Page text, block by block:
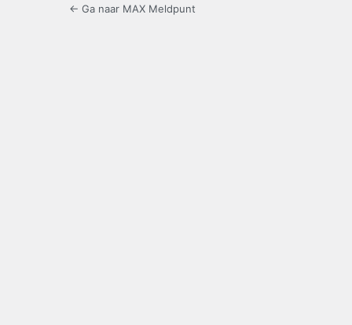
← Ga naar MAX Meldpunt